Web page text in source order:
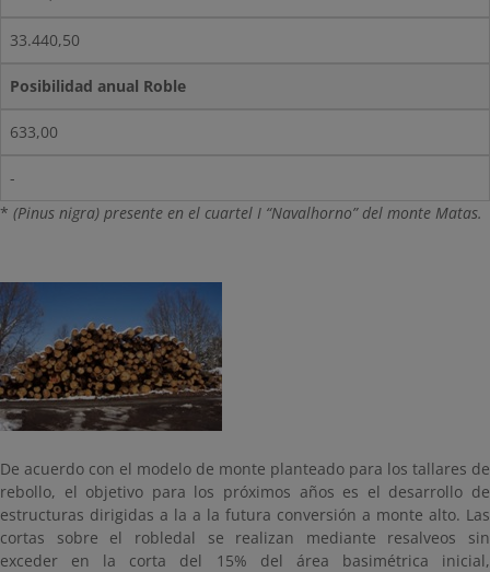
33.440,50
Posibilidad anual Roble
633,00
-
* (Pinus nigra) presente en el cuartel I “Navalhorno” del monte Matas.
De acuerdo con el modelo de monte planteado para los tallares de
rebollo, el objetivo para los próximos años es el desarrollo de
estructuras dirigidas a la a la futura conversión a monte alto. Las
cortas sobre el robledal se realizan mediante resalveos sin
exceder en la corta del 15% del área basimétrica inicial,